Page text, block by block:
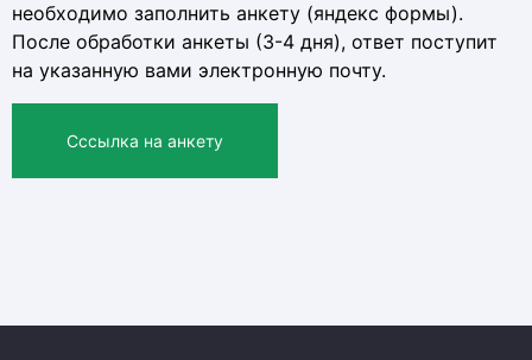
необходимо заполнить анкету (яндекс формы).
После обработки анкеты (3-4 дня), ответ поступит
на указанную вами электронную почту.
Cссылка на анкету